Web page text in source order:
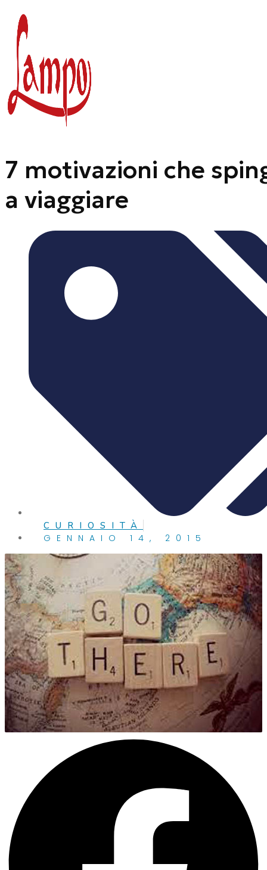
contenuto
7 motivazioni che
a viaggiare
CURIOSITÀ
GENNAIO 14, 2015